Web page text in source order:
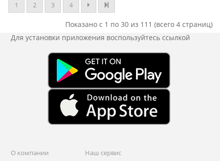
1 2 3 4
Показано с 1 по 30 из 111 (всего 4 страниц)
Для установки приложения воспользуйтесь ссылкой
О компании
Наш сервис